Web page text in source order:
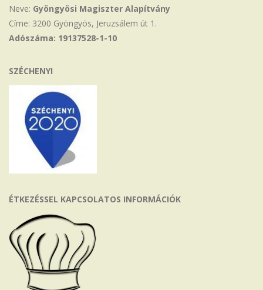
Neve: Gyöngyösi Magiszter Alapítvány
Címe: 3200 Gyöngyös, Jeruzsálem út 1.
Adószáma: 19137528-1-10
SZÉCHENYI
ÉTKEZÉSSEL KAPCSOLATOS INFORMÁCIÓK